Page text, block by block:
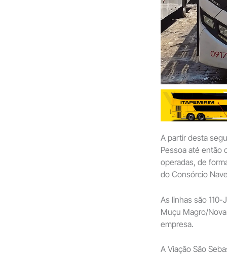
A partir desta
Pessoa até então
operadas, de
do Consórcio
As linhas são
Muçu Magro/
empresa.
A Viação São